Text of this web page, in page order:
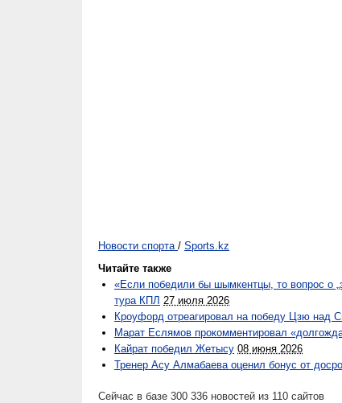
Новости спорта / Sports.kz
Читайте также
«Если победили бы шымкентцы, то вопрос о
тура КПЛ 27 июля 2026
Кроуфорд отреагировал на победу Цзю над
Марат Еслямов прокомментировал
Кайрат победил Жетысу 08 июня 2026
Тренер Асу Алмабаева оценил бонус от
Сейчас в базе 300 336 новостей из 110 сайтов